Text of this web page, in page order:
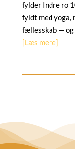
fylder Indre ro
fyldt med yoga,
fællesskab — og
[Læs mere]